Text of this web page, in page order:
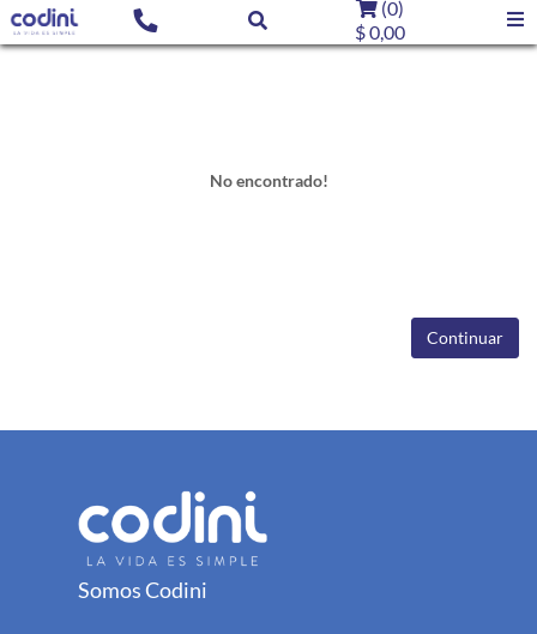
(0)
$ 0,00
No encontrado!
Continuar
Somos Codini